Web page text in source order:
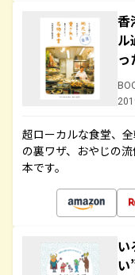
香
ル
っ
超ローカルな食堂、
の裏ワザ、おやじの
本です。
い
い